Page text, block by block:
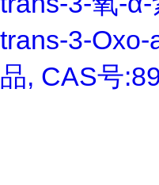
trans-3-Oxo-
品, CAS号